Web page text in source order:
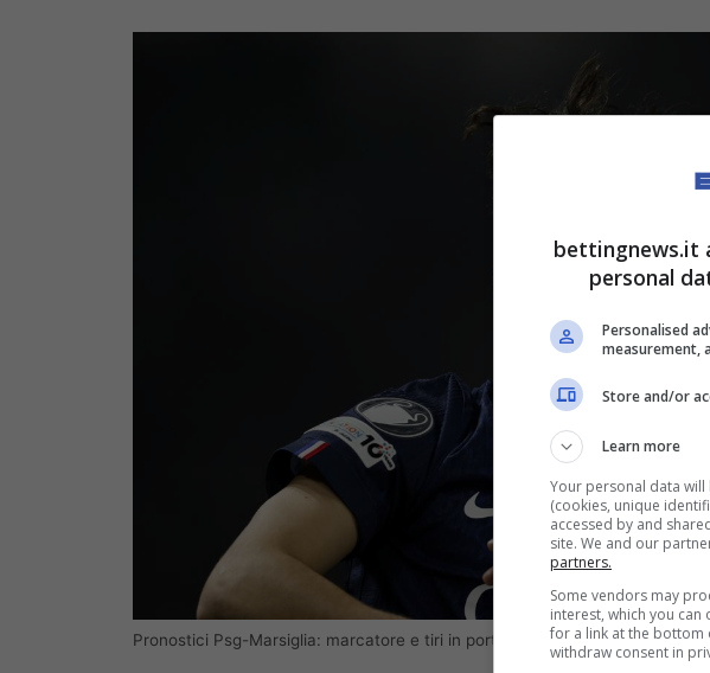
Pronostici Psg-Marsiglia: marcatore e tiri in porta (Ansa Foto) –
bettingnews.it
personal
Personalised
measurement,
Store and/or
Learn more
Your personal data
(cookies, unique
accessed by and
site. We and our
partners.
Some vendors may
interest, which you
for a link at the bottom
withdraw consent in